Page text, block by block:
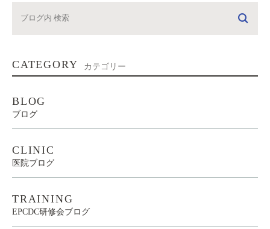
CATEGORY カテゴリー
BLOG
ブログ
CLINIC
医院ブログ
TRAINING
EPCDC研修会ブログ